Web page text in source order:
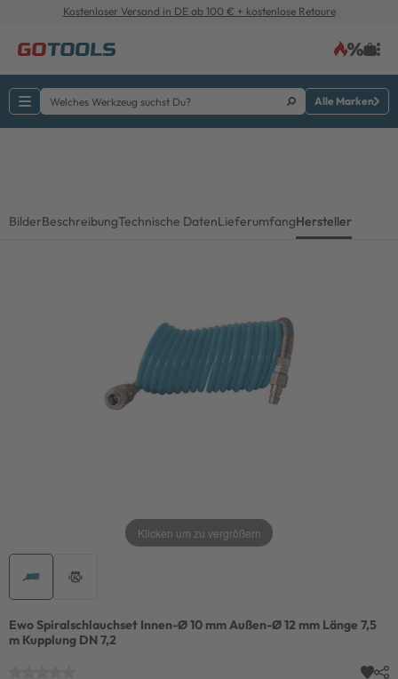
Kostenloser Versand in DE ab 100 € + kostenlose Retoure
Alle Marken
BilderBeschreibungTechnische DatenLieferumfangHersteller
Klicken um zu vergrößern
Ewo Spiralschlauchset Innen-Ø 10 mm Außen-Ø 12 mm Länge 7,5
m Kupplung DN 7,2